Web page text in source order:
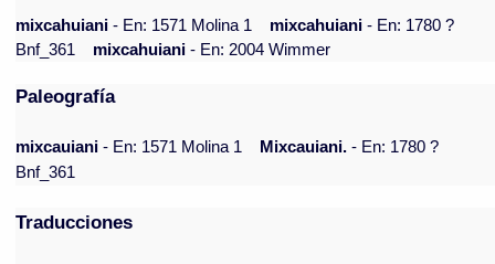
mixcahuiani- En: 1571 Molina 1 mixcahuiani- En: 1780 ?
Bnf_361
mixcahuiani- En: 2004 Wimmer
Paleografía
mixcauiani - En: 1571 Molina 1 Mixcauiani. - En: 1780 ?
Bnf_361
Traducciones